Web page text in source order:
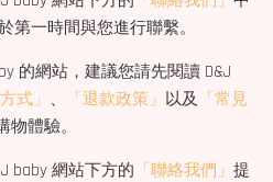
第一時間與您進行聯繫。
的網站，建議您請先閱讀 D&J
式」 、 「退款政策」 以及
「常見
物體驗。
baby 網站下方的 「聯絡我們」 提